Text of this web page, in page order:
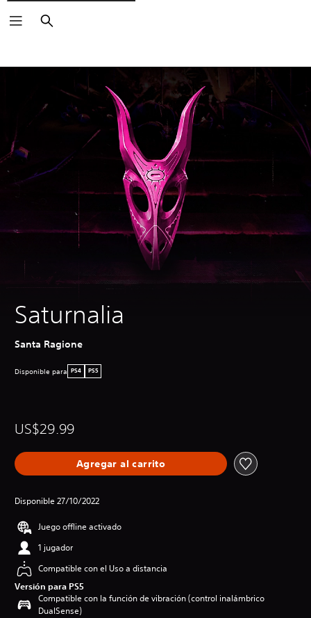
Buscar
Saturnalia
Santa Ragione
Disponible para PS4 PS5
US$29.99
Agregar al carrito
Disponible 27/10/2022
Juego offline activado
1 jugador
Compatible con el Uso a distancia
Versión para PS5
Compatible con la función de vibración (control inalámbrico
DualSense)